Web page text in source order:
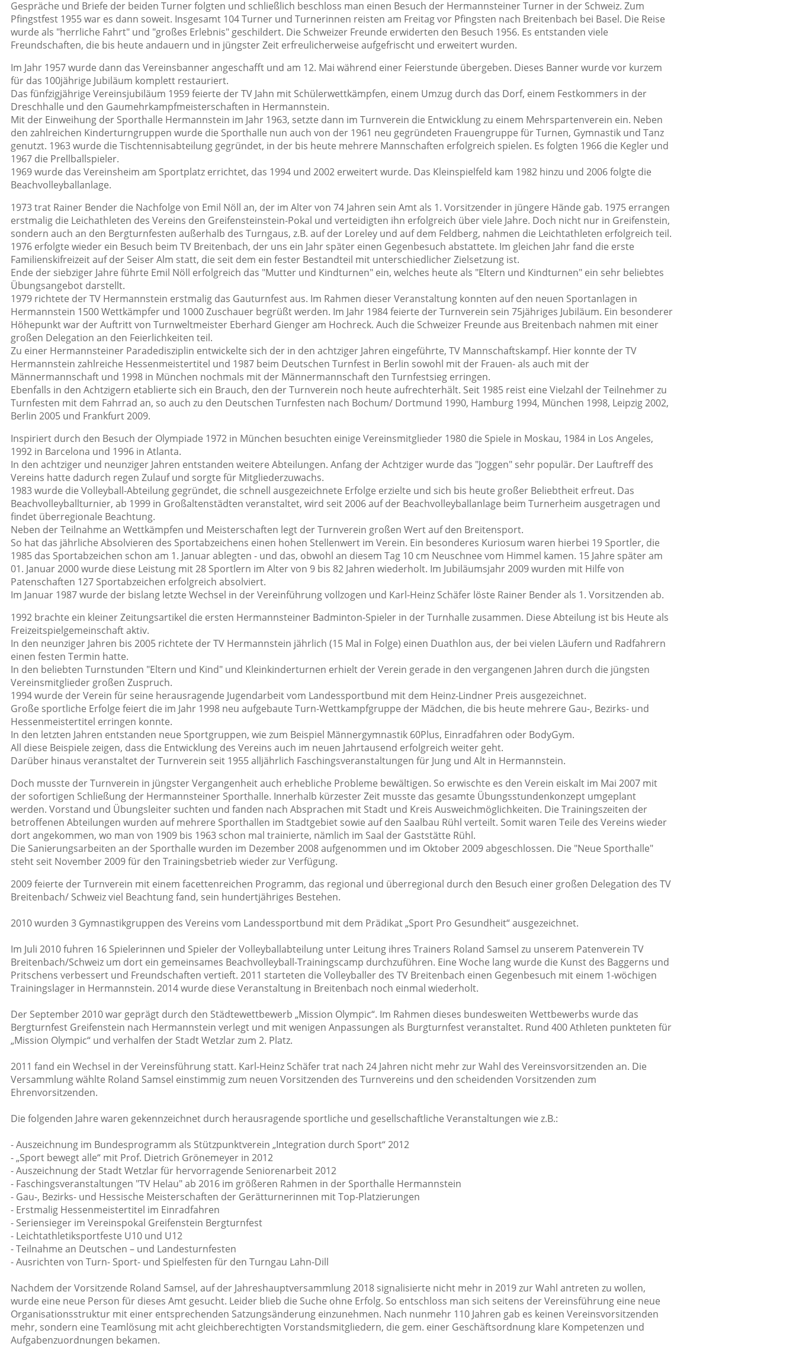
Gespräche und Briefe der beiden Turner folgten und schließlich beschloss man einen Besuch der Hermannsteiner Turner in der Schweiz. Zum
Pfingstfest 1955 war es dann soweit. Insgesamt 104 Turner und Turnerinnen reisten am Freitag vor Pfingsten nach Breitenbach bei Basel. Die Reise
wurde als "herrliche Fahrt" und "großes Erlebnis" geschildert. Die Schweizer Freunde erwiderten den Besuch 1956. Es entstanden viele
Freundschaften, die bis heute andauern und in jüngster Zeit erfreulicherweise aufgefrischt und erweitert wurden.
Im Jahr 1957 wurde dann das Vereinsbanner angeschafft und am 12. Mai während einer Feierstunde übergeben. Dieses Banner wurde vor kurzem
für das 100jährige Jubiläum komplett restauriert.
Das fünfzigjährige Vereinsjubiläum 1959 feierte der TV Jahn mit Schülerwettkämpfen, einem Umzug durch das Dorf, einem Festkommers in der
Dreschhalle und den Gaumehrkampfmeisterschaften in Hermannstein.
Mit der Einweihung der Sporthalle Hermannstein im Jahr 1963, setzte dann im Turnverein die Entwicklung zu einem Mehrspartenverein ein. Neben
den zahlreichen Kinderturngruppen wurde die Sporthalle nun auch von der 1961 neu gegründeten Frauengruppe für Turnen, Gymnastik und Tanz
genutzt. 1963 wurde die Tischtennisabteilung gegründet, in der bis heute mehrere Mannschaften erfolgreich spielen. Es folgten 1966 die Kegler und
1967 die Prellballspieler.
1969 wurde das Vereinsheim am Sportplatz errichtet, das 1994 und 2002 erweitert wurde. Das Kleinspielfeld kam 1982 hinzu und 2006 folgte die
Beachvolleyballanlage.
1973 trat Rainer Bender die Nachfolge von Emil Nöll an, der im Alter von 74 Jahren sein Amt als 1. Vorsitzender in jüngere Hände gab. 1975 errangen
erstmalig die Leichathleten des Vereins den Greifensteinstein-Pokal und verteidigten ihn erfolgreich über viele Jahre. Doch nicht nur in Greifenstein,
sondern auch an den Bergturnfesten außerhalb des Turngaus, z.B. auf der Loreley und auf dem Feldberg, nahmen die Leichtathleten erfolgreich teil.
1976 erfolgte wieder ein Besuch beim TV Breitenbach, der uns ein Jahr später einen Gegenbesuch abstattete. Im gleichen Jahr fand die erste
Familienskifreizeit auf der Seiser Alm statt, die seit dem ein fester Bestandteil mit unterschiedlicher Zielsetzung ist.
Ende der siebziger Jahre führte Emil Nöll erfolgreich das "Mutter und Kindturnen" ein, welches heute als "Eltern und Kindturnen" ein sehr beliebtes
Übungsangebot darstellt.
1979 richtete der TV Hermannstein erstmalig das Gauturnfest aus. Im Rahmen dieser Veranstaltung konnten auf den neuen Sportanlagen in
Hermannstein 1500 Wettkämpfer und 1000 Zuschauer begrüßt werden. Im Jahr 1984 feierte der Turnverein sein 75jähriges Jubiläum. Ein besonderer
Höhepunkt war der Auftritt von Turnweltmeister Eberhard Gienger am Hochreck. Auch die Schweizer Freunde aus Breitenbach nahmen mit einer
großen Delegation an den Feierlichkeiten teil.
Zu einer Hermannsteiner Paradedisziplin entwickelte sich der in den achtziger Jahren eingeführte, TV Mannschaftskampf. Hier konnte der TV
Hermannstein zahlreiche Hessenmeistertitel und 1987 beim Deutschen Turnfest in Berlin sowohl mit der Frauen- als auch mit der
Männermannschaft und 1998 in München nochmals mit der Männermannschaft den Turnfestsieg erringen.
Ebenfalls in den Achtzigern etablierte sich ein Brauch, den der Turnverein noch heute aufrechterhält. Seit 1985 reist eine Vielzahl der Teilnehmer zu
Turnfesten mit dem Fahrrad an, so auch zu den Deutschen Turnfesten nach Bochum/ Dortmund 1990, Hamburg 1994, München 1998, Leipzig 2002,
Berlin 2005 und Frankfurt 2009.
Inspiriert durch den Besuch der Olympiade 1972 in München besuchten einige Vereinsmitglieder 1980 die Spiele in Moskau, 1984 in Los Angeles,
1992 in Barcelona und 1996 in Atlanta.
In den achtziger und neunziger Jahren entstanden weitere Abteilungen. Anfang der Achtziger wurde das "Joggen" sehr populär. Der Lauftreff des
Vereins hatte dadurch regen Zulauf und sorgte für Mitgliederzuwachs.
1983 wurde die Volleyball-Abteilung gegründet, die schnell ausgezeichnete Erfolge erzielte und sich bis heute großer Beliebtheit erfreut. Das
Beachvolleyballturnier, ab 1999 in Großaltenstädten veranstaltet, wird seit 2006 auf der Beachvolleyballanlage beim Turnerheim ausgetragen und
findet überregionale Beachtung.
Neben der Teilnahme an Wettkämpfen und Meisterschaften legt der Turnverein großen Wert auf den Breitensport.
So hat das jährliche Absolvieren des Sportabzeichens einen hohen Stellenwert im Verein. Ein besonderes Kuriosum waren hierbei 19 Sportler, die
1985 das Sportabzeichen schon am 1. Januar ablegten - und das, obwohl an diesem Tag 10 cm Neuschnee vom Himmel kamen. 15 Jahre später am
01. Januar 2000 wurde diese Leistung mit 28 Sportlern im Alter von 9 bis 82 Jahren wiederholt. Im Jubiläumsjahr 2009 wurden mit Hilfe von
Patenschaften 127 Sportabzeichen erfolgreich absolviert.
Im Januar 1987 wurde der bislang letzte Wechsel in der Vereinführung vollzogen und Karl-Heinz Schäfer löste Rainer Bender als 1. Vorsitzenden ab.
1992 brachte ein kleiner Zeitungsartikel die ersten Hermannsteiner Badminton-Spieler in der Turnhalle zusammen. Diese Abteilung ist bis Heute als
Freizeitspielgemeinschaft aktiv.
In den neunziger Jahren bis 2005 richtete der TV Hermannstein jährlich (15 Mal in Folge) einen Duathlon aus, der bei vielen Läufern und Radfahrern
einen festen Termin hatte.
In den beliebten Turnstunden "Eltern und Kind" und Kleinkinderturnen erhielt der Verein gerade in den vergangenen Jahren durch die jüngsten
Vereinsmitglieder großen Zuspruch.
1994 wurde der Verein für seine herausragende Jugendarbeit vom Landessportbund mit dem Heinz-Lindner Preis ausgezeichnet.
Große sportliche Erfolge feiert die im Jahr 1998 neu aufgebaute Turn-Wettkampfgruppe der Mädchen, die bis heute mehrere Gau-, Bezirks- und
Hessenmeistertitel erringen konnte.
In den letzten Jahren entstanden neue Sportgruppen, wie zum Beispiel Männergymnastik 60Plus, Einradfahren oder BodyGym.
All diese Beispiele zeigen, dass die Entwicklung des Vereins auch im neuen Jahrtausend erfolgreich weiter geht.
Darüber hinaus veranstaltet der Turnverein seit 1955 alljährlich Faschingsveranstaltungen für Jung und Alt in Hermannstein.
Doch musste der Turnverein in jüngster Vergangenheit auch erhebliche Probleme bewältigen. So erwischte es den Verein eiskalt im Mai 2007 mit
der sofortigen Schließung der Hermannsteiner Sporthalle. Innerhalb kürzester Zeit musste das gesamte Übungsstundenkonzept umgeplant
werden. Vorstand und Übungsleiter suchten und fanden nach Absprachen mit Stadt und Kreis Ausweichmöglichkeiten. Die Trainingszeiten der
betroffenen Abteilungen wurden auf mehrere Sporthallen im Stadtgebiet sowie auf den Saalbau Rühl verteilt. Somit waren Teile des Vereins wieder
dort angekommen, wo man von 1909 bis 1963 schon mal trainierte, nämlich im Saal der Gaststätte Rühl.
Die Sanierungsarbeiten an der Sporthalle wurden im Dezember 2008 aufgenommen und im Oktober 2009 abgeschlossen. Die "Neue Sporthalle"
steht seit November 2009 für den Trainingsbetrieb wieder zur Verfügung.
2009 feierte der Turnverein mit einem facettenreichen Programm, das regional und überregional durch den Besuch einer großen Delegation des TV
Breitenbach/ Schweiz viel Beachtung fand, sein hundertjähriges Bestehen.
2010 wurden 3 Gymnastikgruppen des Vereins vom Landessportbund mit dem Prädikat „Sport Pro Gesundheit“ ausgezeichnet.
Im Juli 2010 fuhren 16 Spielerinnen und Spieler der Volleyballabteilung unter Leitung ihres Trainers Roland Samsel zu unserem Patenverein TV
Breitenbach/Schweiz um dort ein gemeinsames Beachvolleyball-Trainingscamp durchzuführen. Eine Woche lang wurde die Kunst des Baggerns und
Pritschens verbessert und Freundschaften vertieft. 2011 starteten die Volleyballer des TV Breitenbach einen Gegenbesuch mit einem 1-wöchigen
Trainingslager in Hermannstein. 2014 wurde diese Veranstaltung in Breitenbach noch einmal wiederholt.
Der September 2010 war geprägt durch den Städtewettbewerb „Mission Olympic“. Im Rahmen dieses bundesweiten Wettbewerbs wurde das
Bergturnfest Greifenstein nach Hermannstein verlegt und mit wenigen Anpassungen als Burgturnfest veranstaltet. Rund 400 Athleten punkteten für
„Mission Olympic“ und verhalfen der Stadt Wetzlar zum 2. Platz.
2011 fand ein Wechsel in der Vereinsführung statt. Karl-Heinz Schäfer trat nach 24 Jahren nicht mehr zur Wahl des Vereinsvorsitzenden an. Die
Versammlung wählte Roland Samsel einstimmig zum neuen Vorsitzenden des Turnvereins und den scheidenden Vorsitzenden zum
Ehrenvorsitzenden.
Die folgenden Jahre waren gekennzeichnet durch herausragende sportliche und gesellschaftliche Veranstaltungen wie z.B.:
- Auszeichnung im Bundesprogramm als Stützpunktverein „Integration durch Sport“ 2012
- „Sport bewegt alle“ mit Prof. Dietrich Grönemeyer in 2012
- Auszeichnung der Stadt Wetzlar für hervorragende Seniorenarbeit 2012
- Faschingsveranstaltungen "TV Helau" ab 2016 im größeren Rahmen in der Sporthalle Hermannstein
- Gau-, Bezirks- und Hessische Meisterschaften der Gerätturnerinnen mit Top-Platzierungen
- Erstmalig Hessenmeistertitel im Einradfahren
- Seriensieger im Vereinspokal Greifenstein Bergturnfest
- Leichtathletiksportfeste U10 und U12
- Teilnahme an Deutschen – und Landesturnfesten
- Ausrichten von Turn- Sport- und Spielfesten für den Turngau Lahn-Dill
Nachdem der Vorsitzende Roland Samsel, auf der Jahreshauptversammlung 2018 signalisierte nicht mehr in 2019 zur Wahl antreten zu wollen,
wurde eine neue Person für dieses Amt gesucht. Leider blieb die Suche ohne Erfolg. So entschloss man sich seitens der Vereinsführung eine neue
Organisationsstruktur mit einer entsprechenden Satzungsänderung einzunehmen. Nach nunmehr 110 Jahren gab es keinen Vereinsvorsitzenden
mehr, sondern eine Teamlösung mit acht gleichberechtigten Vorstandsmitgliedern, die gem. einer Geschäftsordnung klare Kompetenzen und
Aufgabenzuordnungen bekamen.